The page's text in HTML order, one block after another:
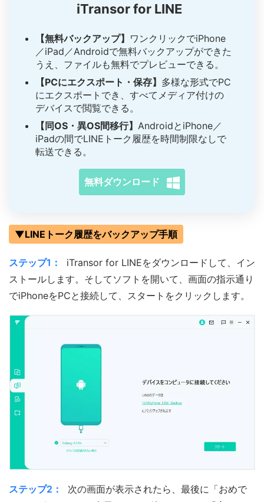
iTransor for LINE
【無料バックアップ】 ワンクリックでiPhone
／iPad／Androidで無料バックアップができた
うえ、ファイルも無料でプレビューできる。
【PCにエクスポート・保存】 多様な形式でPC
にエクスポートでき、すべてメディア付けの
デバイスで閲覧できる。
【同OS・異OS間移行】 AndroidとiPhone／
iPadの間でLINEトーク履歴を時間制限なしで
転送できる。
無料ダウンロード
▼LINEトーク履歴をバックアップ手順
ステップ1：
iTransor for LINEをダウンロードして、イン
ストールします。そしてソフトを開いて、画面の指示通り
でiPhoneをPCと接続して、スタートをクリックします。
ステップ2：
次の画面が表示されたら、最後に「おめで